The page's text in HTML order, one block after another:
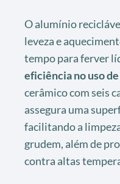
O alumínio
leveza e
tempo para ferver
eficiência no uso
cerâmico com seis
assegura uma
facilitando a
grudem, além de
contra altas